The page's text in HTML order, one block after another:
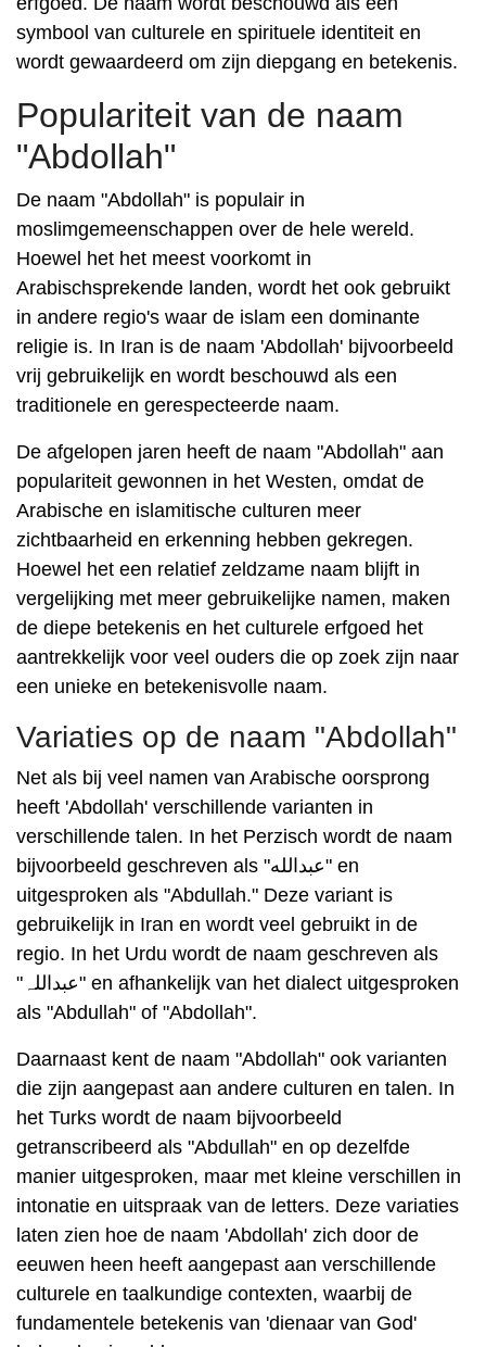
symbool van culturele en spirituele identiteit en
wordt gewaardeerd om zijn diepgang en betekenis.
Populariteit van de naam
"Abdollah"
De naam "Abdollah" is populair in
moslimgemeenschappen over de hele wereld.
Hoewel het het meest voorkomt in
Arabischsprekende landen, wordt het ook gebruikt
in andere regio's waar de islam een ​​dominante
religie is. In Iran is de naam 'Abdollah' bijvoorbeeld
vrij gebruikelijk en wordt beschouwd als een
traditionele en gerespecteerde naam.
De afgelopen jaren heeft de naam "Abdollah" aan
populariteit gewonnen in het Westen, omdat de
Arabische en islamitische culturen meer
zichtbaarheid en erkenning hebben gekregen.
Hoewel het een relatief zeldzame naam blijft in
vergelijking met meer gebruikelijke namen, maken
de diepe betekenis en het culturele erfgoed het
aantrekkelijk voor veel ouders die op zoek zijn naar
een unieke en betekenisvolle naam.
Variaties op de naam "Abdollah"
Net als bij veel namen van Arabische oorsprong
heeft 'Abdollah' verschillende varianten in
verschillende talen. In het Perzisch wordt de naam
bijvoorbeeld geschreven als "عبدالله" en
uitgesproken als "Abdullah." Deze variant is
gebruikelijk in Iran en wordt veel gebruikt in de
regio. In het Urdu wordt de naam geschreven als
"عبداللہ" en afhankelijk van het dialect uitgesproken
als "Abdullah" of "Abdollah".
Daarnaast kent de naam "Abdollah" ook varianten
die zijn aangepast aan andere culturen en talen. In
het Turks wordt de naam bijvoorbeeld
getranscribeerd als "Abdullah" en op dezelfde
manier uitgesproken, maar met kleine verschillen in
intonatie en uitspraak van de letters. Deze variaties
laten zien hoe de naam 'Abdollah' zich door de
eeuwen heen heeft aangepast aan verschillende
culturele en taalkundige contexten, waarbij de
fundamentele betekenis van 'dienaar van God'